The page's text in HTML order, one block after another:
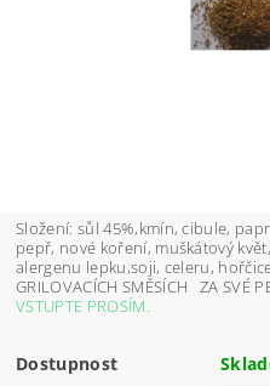
Složení: sůl 45%,kmín, cibule,
pepř, nové koření, muškátový
alergenu lepku,soji, celeru,
GRILOVACÍCH SMĚSÍCH ZA SVÉ
VSTUPTE PROSÍM.
Dostupnost